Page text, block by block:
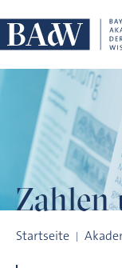
Zahlen
Startseite